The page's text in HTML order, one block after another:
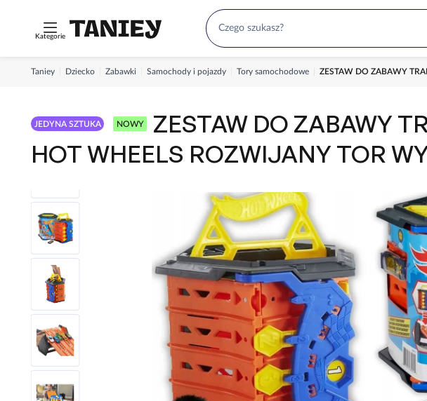
Kategorie
Taniey Dziecko Zabawki Samochody i pojazdy Tory samochodowe ZESTAW DO ZABAWY
JEDYNA SZTUKA NOWY
ZESTAW DO ZABAWY
HOT WHEELS ROZWIJANY TOR